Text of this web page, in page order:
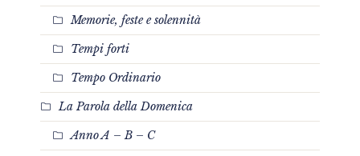
Memorie, feste e solennità
Tempi forti
Tempo Ordinario
La Parola della Domenica
Anno A – B – C